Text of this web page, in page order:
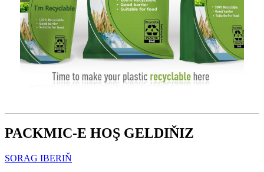
PACKMIC-E HOŞ GELDIŇIZ
SORAG IBERIŇ